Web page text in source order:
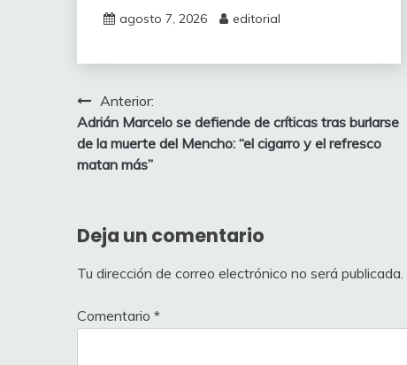
agosto 7, 2026 editorial
Navegación
de
entradas
Anterior:
Adrián Marcelo se defiende de críticas tras burlarse
de la muerte del Mencho: “el cigarro y el refresco
matan más”
Deja un comentario
Tu dirección de correo electrónico no será publicada.
Comentario *